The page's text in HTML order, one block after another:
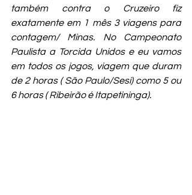
também contra o Cruzeiro fiz
exatamente em 1 mês 3 viagens para
contagem/ Minas. No Campeonato
Paulista a Torcida Unidos e eu vamos
em todos os jogos, viagem que duram
de 2 horas ( São Paulo/Sesi) como 5 ou
6 horas ( Ribeirão é Itapetininga).